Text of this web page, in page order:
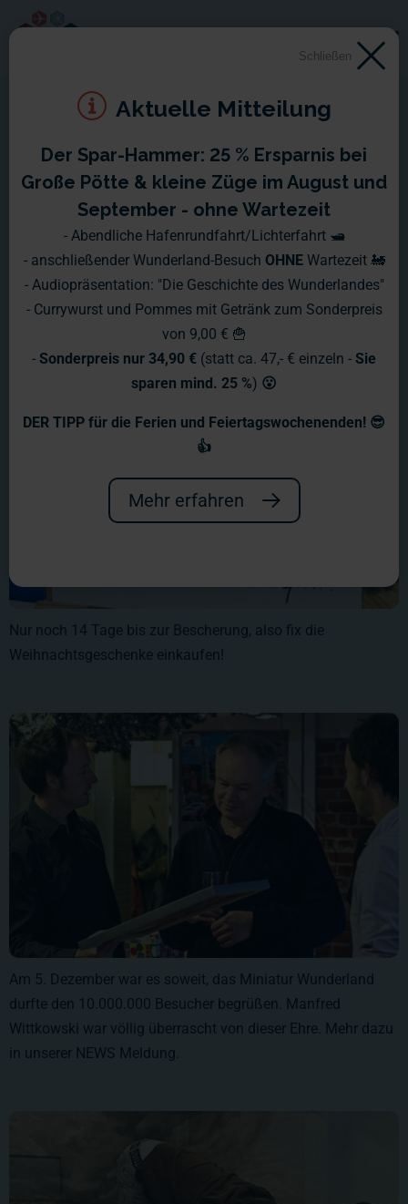
Montag 3. Dezember –
Sonntag 9. Dezember 2012
Das Jahr neigt sich so langsam dem Ende zu, deshalb in
diesem Wochenbericht ein kleiner Rückblick auf die letzte
Zeit.
Nur noch 14 Tage bis zur Bescherung, also fix die
Weihnachtsgeschenke einkaufen!
Am 5. Dezember war es soweit, das Miniatur Wunderland
durfte den 10.000.000 Besucher begrüßen. Manfred
Wittkowski war völlig überrascht von dieser Ehre. Mehr dazu
in unserer NEWS Meldung.
Schließen
Aktuelle Mitteilung
Der Spar-Hammer: 25 % Ersparnis bei
Große Pötte & kleine Züge im August und
September - ohne Wartezeit
- Abendliche Hafenrundfahrt/Lichterfahrt 🛥️
- anschließender Wunderland-Besuch OHNE Wartezeit 🚂
- Audiopräsentation: "Die Geschichte des Wunderlandes"
- Currywurst und Pommes mit Getränk zum Sonderpreis
von 9,00 € 🍟
- Sonderpreis nur 34,90 € (statt ca. 47,- € einzeln - Sie
sparen mind. 25 %) 😮
DER TIPP für die Ferien und Feiertagswochenenden! 😎
👍
Mehr erfahren